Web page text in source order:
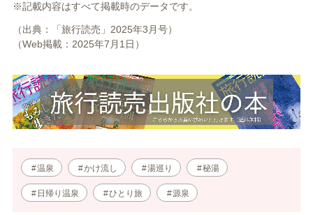
※記載内容はすべて掲載時のデータです。
（出典：「旅行読売」2025年3月号）
（Web掲載：2025年7月1日）
温泉 かけ流し 湯巡り 秘湯
日帰り温泉 ひとり旅 源泉